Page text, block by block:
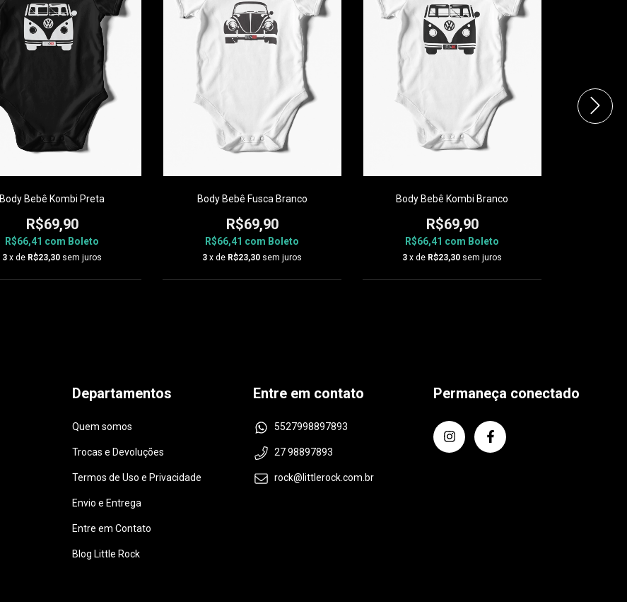
Body Bebê Kombi Preta
R$69,90
R$66,41 com Boleto
3 x de R$23,30 sem juros
Body Bebê Fusca Branco
R$69,90
R$66,41 com Boleto
3 x de R$23,30 sem juros
Body Bebê Kombi Branco
R$69,90
R$66,41 com Boleto
3 x de R$23,30 sem juros
Departamentos
Quem somos
Trocas e Devoluções
Termos de Uso e Privacidade
Envio e Entrega
Entre em Contato
Blog Little Rock
Entre em contato
5527998897893
27 98897893
rock@littlerock.com.br
Permaneça conectado